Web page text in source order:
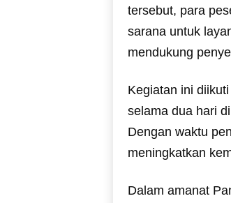
tersebut, para
sarana untuk
mendukung
Kegiatan ini
selama dua hari
Dengan waktu
meningkatkan
Dalam amanat